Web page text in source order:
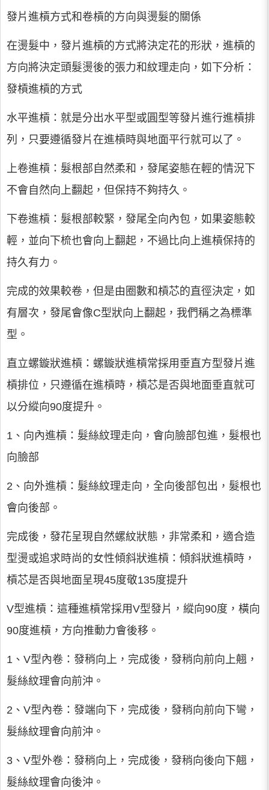
發片進槓方式和卷槓的方向與燙髮的關係
在燙髮中，發片進槓的方式將決定花的形狀，進槓的
方向將決定頭髮燙後的張力和紋理走向，如下分析：
發槓進槓的方式
水平進槓：就是分出水平型或圓型等發片進行進槓排
列，只要遵循發片在進槓時與地面平行就可以了。
上卷進槓：髮根部自然柔和，發尾姿態在輕的情況下
不會自然向上翻起，但保持不夠持久。
下卷進槓：髮根部較緊，發尾全向內包，如果姿態較
輕，並向下梳也會向上翻起，不過比向上進槓保持的
持久有力。
完成的效果較卷，但是由圈數和槓芯的直徑決定，如
有層次，發尾會像C型狀向上翻起，我們稱之為標準
型。
直立螺鏇狀進槓：螺鏇狀進槓常採用垂直方型發片進
槓排位，只遵循在進槓時，槓芯是否與地面垂直就可
以分縱向90度提升。
1、向內進槓：髮絲紋理走向，會向臉部包進，髮根也
向臉部
2、向外進槓：髮絲紋理走向，全向後部包出，髮根也
會向後部。
完成後，發花呈現自然螺紋狀態，非常柔和，適合造
型燙或追求時尚的女性傾斜狀進槓：傾斜狀進槓時，
槓芯是否與地面呈現45度敬135度提升
V型進槓：這種進槓常採用V型發片，縱向90度，橫向
90度進槓，方向推動力會後移。
1、V型內卷：發稍向上，完成後，發稍向前向上翹，
髮絲紋理會向前沖。
2、V型內卷：發端向下，完成後，發稍向前向下彎，
髮絲紋理會向前沖。
3、V型外卷：發稍向上，完成後，發稍向後向下翹，
髮絲紋理會向後沖。